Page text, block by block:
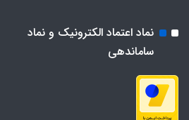
نماد اعتماد الکترونیک و نماد
ساماندهی